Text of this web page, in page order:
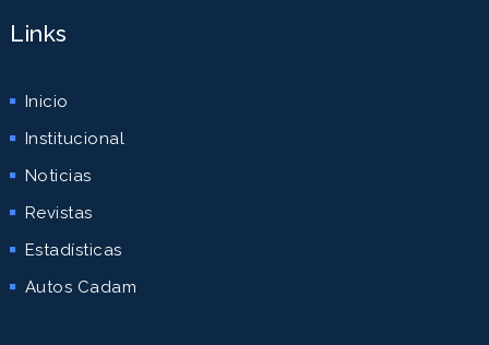
Links
Inicio
Institucional
Noticias
Revistas
Estadísticas
Autos Cadam